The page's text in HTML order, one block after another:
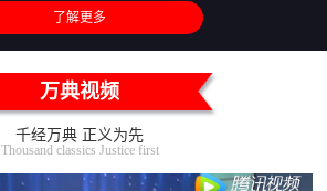
了解更多
万典视频
千经万典 正义为先
Thousand classics Justice first